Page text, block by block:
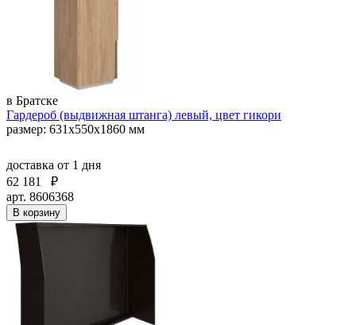
в Братске
Гардероб (выдвижная штанга) левый, цвет гикори
размер: 631x550x1860 мм
доставка от 1 дня
62 181
₽
арт. 8606368
В корзину